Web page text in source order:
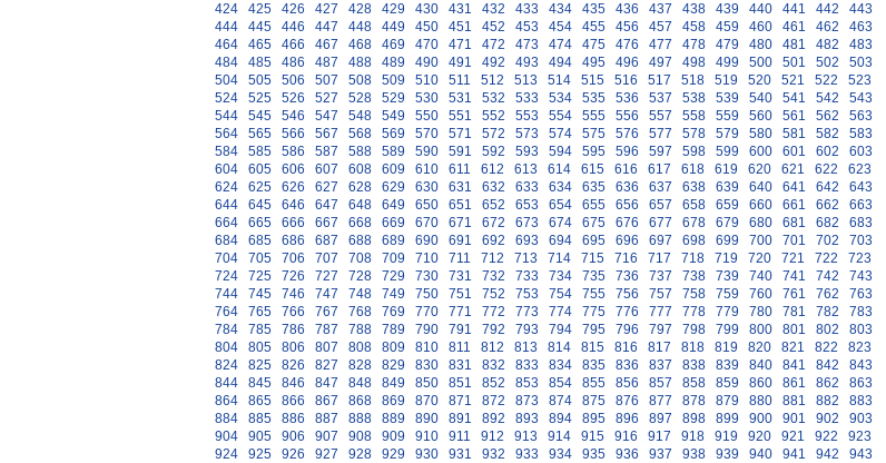
424
425 426 427 428 429 430 431 432 433 434 435 436 437 438 439 440 441 442
443
444
445 446 447 448 449 450 451 452 453 454 455 456 457 458 459 460 461 462
463
464
465 466 467 468 469 470 471 472 473 474 475 476 477 478 479 480 481 482
483
484
485 486 487 488 489 490 491 492 493 494 495 496 497 498 499 500 501 502
503
504
505 506 507 508 509 510 511 512 513 514 515 516 517 518 519 520 521 522
523
524
525 526 527 528 529 530 531 532 533 534 535 536 537 538 539 540 541 542
543
544
545 546 547 548 549 550 551 552 553 554 555 556 557 558 559 560 561 562
563
564
565 566 567 568 569 570 571 572 573 574 575 576 577 578 579 580 581 582
583
584
585 586 587 588 589 590 591 592 593 594 595 596 597 598 599 600 601 602
603
604
605 606 607 608 609 610 611 612 613 614 615 616 617 618 619 620 621 622
623
624
625 626 627 628 629 630 631 632 633 634 635 636 637 638 639 640 641 642
643
644
645 646 647 648 649 650 651 652 653 654 655 656 657 658 659 660 661 662
663
664
665 666 667 668 669 670 671 672 673 674 675 676 677 678 679 680 681 682
683
684
685 686 687 688 689 690 691 692 693 694 695 696 697 698 699 700 701 702
703
704
705 706 707 708 709 710 711 712 713 714 715 716 717 718 719 720 721 722
723
724
725 726 727 728 729 730 731 732 733 734 735 736 737 738 739 740 741 742
743
744
745 746 747 748 749 750 751 752 753 754 755 756 757 758 759 760 761 762
763
764
765 766 767 768 769 770 771 772 773 774 775 776 777 778 779 780 781 782
783
784
785 786 787 788 789 790 791 792 793 794 795 796 797 798 799 800 801 802
803
804
805 806 807 808 809 810 811 812 813 814 815 816 817 818 819 820 821 822
823
824
825 826 827 828 829 830 831 832 833 834 835 836 837 838 839 840 841 842
843
844
845 846 847 848 849 850 851 852 853 854 855 856 857 858 859 860 861 862
863
864
865 866 867 868 869 870 871 872 873 874 875 876 877 878 879 880 881 882
883
884
885 886 887 888 889 890 891 892 893 894 895 896 897 898 899 900 901 902
903
904
905 906 907 908 909 910 911 912 913 914 915 916 917 918 919 920 921 922
923
924
925 926 927 928 929 930 931 932 933 934 935 936 937 938 939 940 941 942
943